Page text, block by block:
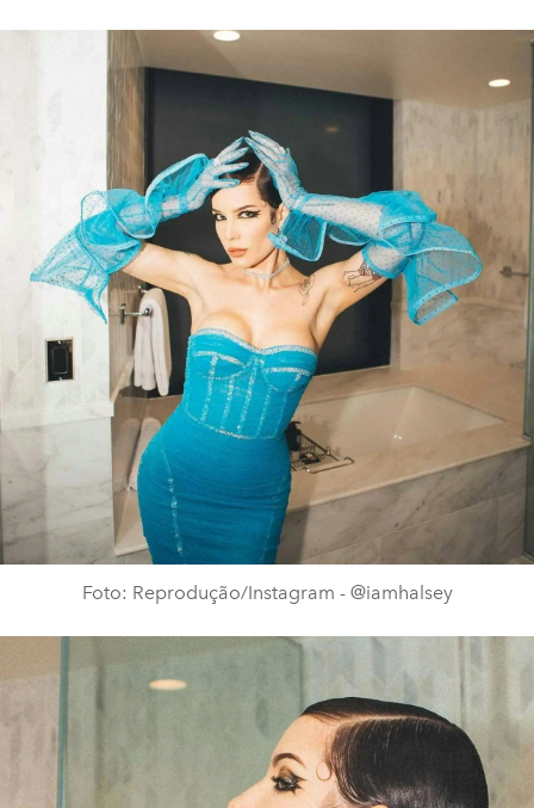
Foto: Reprodução/Instagram - @iamhalsey